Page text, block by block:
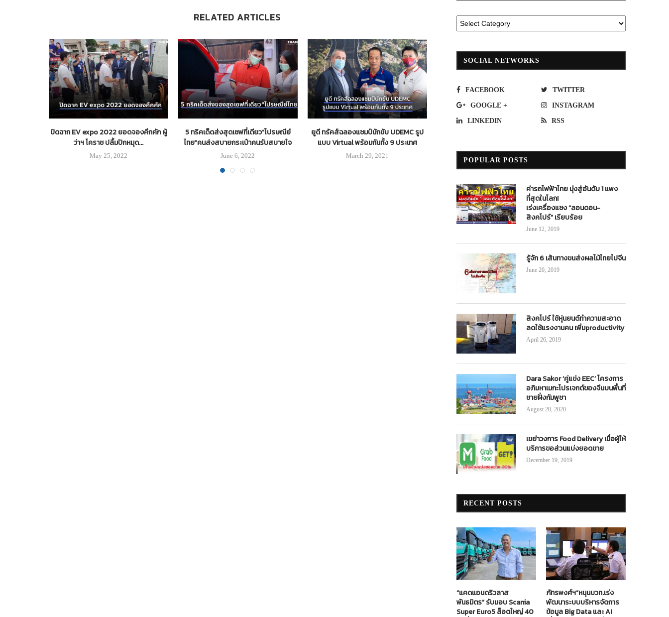
RELATED ARTICLES
ปิดฉาก EV expo 2022 ยอดจองคึกคัก ผู้
ว่าฯ โคราช ปลื้มปักหมุด...
May 25, 2022
5 ทริคเด็ดส่งสุดเซฟที่เดียว“ไปรษณีย์
ไทย”คนส่งสบายกระเป๋าคนรับสบายใจ
June 6, 2022
ยูดี ทรัคส์ฉลองแชมป์นักขับ UDEMC รูป
แบบ Virtual พร้อมกันทั้ง 9 ประเทศ
March 29, 2021
SOCIAL NETWORKS
FACEBOOK TWITTER
GOOGLE + INSTAGRAM
LINKEDIN RSS
POPULAR POSTS
ค่ารถไฟฟ้าไทย มุ่งสู่อันดับ 1 แพง
ที่สุดในโลก!
เร่งเครื่องแซง “ลอนดอน-
สิงคโปร์” เรียบร้อย
June 12, 2019
รู้จัก 6 เส้นทางขนส่งผลไม้ไทยไปจีน
June 20, 2019
สิงคโปร์ ใช้หุ่นยนต์ทำความสะอาด
ลดใช้แรงงานคน เพิ่มproductivity
April 26, 2019
Dara Sakor ‘คู่แข่ง EEC’ โครงการ
อภิมหาเมกะโปรเจกต์ของจีนบนพื้นที่
ชายฝั่งกัมพูชา
August 20, 2020
เขย่าวงการ Food Delivery เมื่อผู้ให้
บริการขอส่วนแบ่งยอดขาย
December 19, 2019
RECENT POSTS
“แคดแอนดริวลาส
พันธมิตร” รับมอบ Scania
Super Euro5 ล็อตใหญ่ 40
ภัทรพงศ์ฯ”หนุนบวท.เร่ง
พัฒนาระบบบริหารจัดการ
ข้อมูล Big Data และ AI